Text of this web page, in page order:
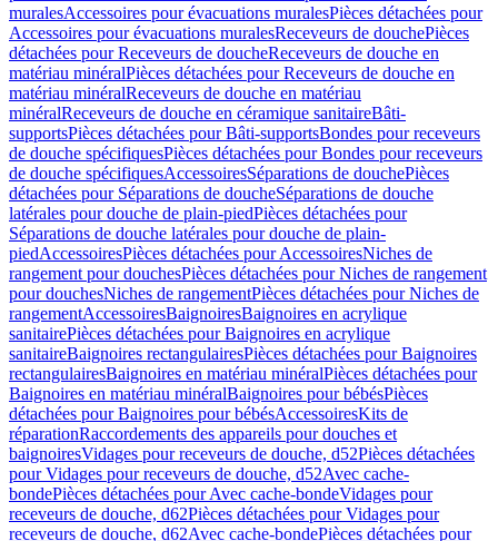
muralesAccessoires pour évacuations muralesPièces détachées pour
Accessoires pour évacuations muralesReceveurs de douchePièces
détachées pour Receveurs de doucheReceveurs de douche en
matériau minéralPièces détachées pour Receveurs de douche en
matériau minéralReceveurs de douche en matériau
minéralReceveurs de douche en céramique sanitaireBâti-
supportsPièces détachées pour Bâti-supportsBondes pour receveurs
de douche spécifiquesPièces détachées pour Bondes pour receveurs
de douche spécifiquesAccessoiresSéparations de douchePièces
détachées pour Séparations de doucheSéparations de douche
latérales pour douche de plain-piedPièces détachées pour
Séparations de douche latérales pour douche de plain-
piedAccessoiresPièces détachées pour AccessoiresNiches de
rangement pour douchesPièces détachées pour Niches de rangement
pour douchesNiches de rangementPièces détachées pour Niches de
rangementAccessoiresBaignoiresBaignoires en acrylique
sanitairePièces détachées pour Baignoires en acrylique
sanitaireBaignoires rectangulairesPièces détachées pour Baignoires
rectangulairesBaignoires en matériau minéralPièces détachées pour
Baignoires en matériau minéralBaignoires pour bébésPièces
détachées pour Baignoires pour bébésAccessoiresKits de
réparationRaccordements des appareils pour douches et
baignoiresVidages pour receveurs de douche, d52Pièces détachées
pour Vidages pour receveurs de douche, d52Avec cache-
bondePièces détachées pour Avec cache-bondeVidages pour
receveurs de douche, d62Pièces détachées pour Vidages pour
receveurs de douche, d62Avec cache-bondePièces détachées pour